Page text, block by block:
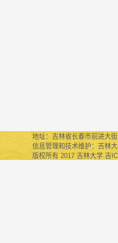
地址：吉林省长春市前进大
信息管理和技术维护：吉林
版权所有 2017 吉林大学 吉